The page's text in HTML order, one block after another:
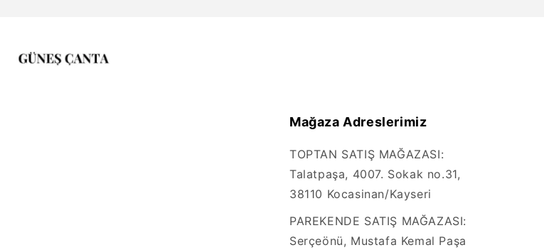
Mağaza Adreslerimiz
TOPTAN SATIŞ MAĞAZASI:
Talatpaşa, 4007. Sokak no.31,
38110 Kocasinan/Kayseri
PAREKENDE SATIŞ MAĞAZASI:
Serçeönü, Mustafa Kemal Paşa